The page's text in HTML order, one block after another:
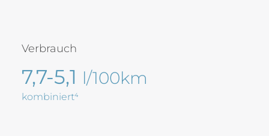
Verbrauch
7,7-5,1 l/100km
kombiniert⁴